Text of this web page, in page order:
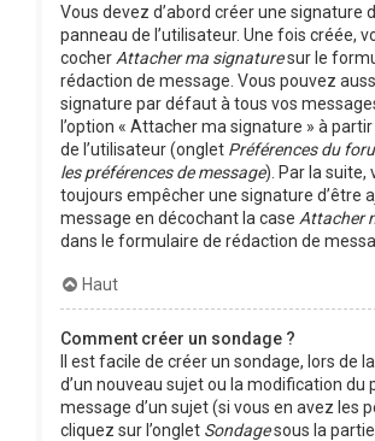
Vous devez d’abord créer une signature
panneau de l’utilisateur. Une fois créée,
cocher Attacher ma signaturesur le
rédaction de message. Vous pouvez
signature par défaut à tous vos
l’option « Attacher ma signature » à
de l’utilisateur (onglet Préférences du
les préférences de message). Par la suite,
toujours empêcher une signature d’être
message en décochant la case Attacher
dans le formulaire de rédaction de
Haut
Comment créer un sondage ?
Il est facile de créer un sondage, lors de
d’un nouveau sujet ou la modification du
message d’un sujet (si vous en avez les
cliquez sur l’onglet Sondagesous la